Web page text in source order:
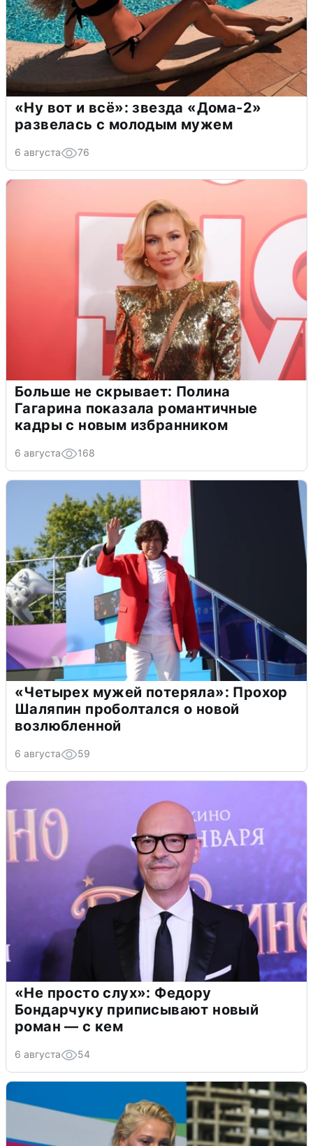
«Ну вот и всё»: звезда «Дома-2»
развелась с молодым мужем
6 августа 76
Больше не скрывает: Полина
Гагарина показала романтичные
кадры с новым избранником
6 августа 168
«Четырех мужей потеряла»: Прохор
Шаляпин проболтался о новой
возлюбленной
6 августа 59
«Не просто слух»: Федору
Бондарчуку приписывают новый
роман — с кем
6 августа 54